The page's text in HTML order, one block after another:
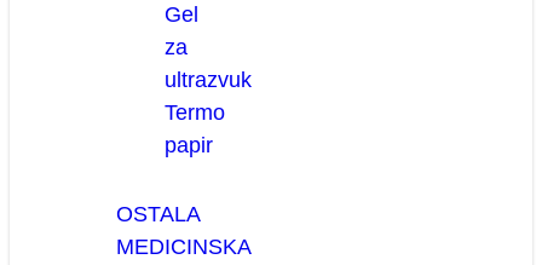
Gel
za
ultrazvuk
Termo
papir
OSTALA
MEDICINSKA